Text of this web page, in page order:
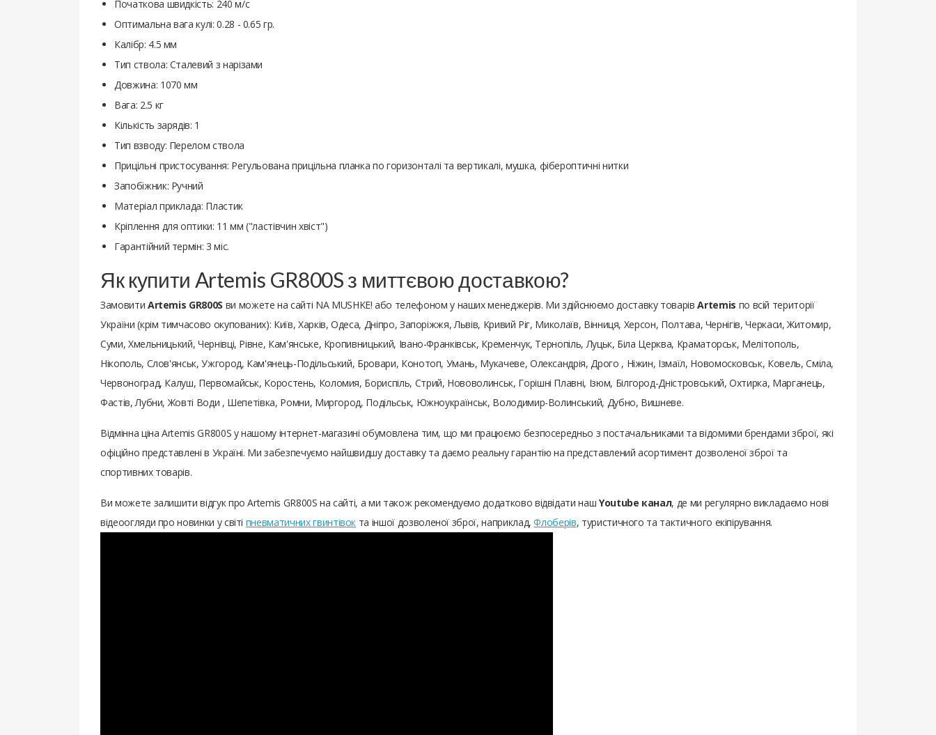
Початкова швидкість: 240 м/с
Оптимальна вага кулі: 0.28 - 0.65 гр.
Калібр: 4.5 мм
Тип ствола: Сталевий з нарізами
Довжина: 1070 мм
Вага: 2.5 кг
Кількість зарядів: 1
Тип взводу: Перелом ствола
Прицільні пристосування: Регульована прицільна планка по горизонталі та вертикалі, мушка, фібероптичні нитки
Запобіжник: Ручний
Матеріал приклада: Пластик
Кріплення для оптики: 11 мм ("ластівчин хвіст")
Гарантійний термін: 3 міс.
Як купити Artemis GR800S з миттєвою доставкою?
Замовити Artemis GR800S ви можете на сайті NA MUSHKE! або телефоном у наших менеджерів. Ми здійснюємо доставку товарівArtemis по всій території
України (крім тимчасово окупованих): Київ, Харків, Одеса, Дніпро, Запоріжжя, Львів, Кривий Ріг, Миколаїв, Вінниця, Херсон, Полтава, Чернігів, Черкаси, Житомир,
Суми, Хмельницький, Чернівці, Рівне, Кам'янське, Кропивницький, Івано-Франківськ, Кременчук, Тернопіль, Луцьк, Біла Церква, Краматорськ, Мелітополь,
Нікополь, Слов'янськ, Ужгород, Кам'янець-Подільський, Бровари, Конотоп, Умань, Мукачеве, Олександрія, Дрого , Ніжин, Ізмаїл, Новомосковськ, Ковель, Сміла,
Червоноград, Калуш, Первомайськ, Коростень, Коломия, Бориспіль, Стрий, Нововолинськ, Горішні Плавні, Ізюм, Білгород-Дністровський, Охтирка, Марганець,
Фастів, Лубни, Жовті Води , Шепетівка, Ромни, Миргород, Подільськ, Южноукраїнськ, Володимир-Волинський, Дубно, Вишневе.
Відмінна ціна Artemis GR800S у нашому інтернет-магазині обумовлена ​​тим, що ми працюємо безпосередньо з постачальниками та відомими брендами зброї, які
офіційно представлені в Україні. Ми забезпечуємо найшвидшу доставку та даємо реальну гарантію на представлений асортимент дозволеної зброї та
спортивних товарів.
Ви можете залишити відгук про Artemis GR800S на сайті, а ми також рекомендуємо додатково відвідати наш Youtube канал, де ми регулярно викладаємо нові
відеоогляди про новинки у світі пневматичних гвинтівок та іншої дозволеної зброї, наприклад,Флоберів, туристичного та тактичного екіпірування.